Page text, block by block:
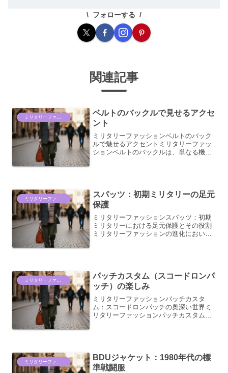
フォローする
関連記事
ミリタリーファッション情報
ベルトのバックルで見せるアクセ
ント
ミリタリーファッションベルトのバック
ルで魅せるアクセントミリタリーファッ
ションベルトのバックルは、単なる機能
ミリタリーファッション情報
スパッツ：初期ミリタリーの足元
保護
ミリタリーファッションスパッツ：初期
ミリタリーにおける足元保護とその役割
ミリタリーファッションの進化におい
ミリタリーファッション情報
パッチカスタム（スコードロンパ
ッチ）の楽しみ
ミリタリーファッションパッチカスタ
ム：スコードロンパッチの奥深い世界ミ
リタリーファッションパッチカスタムと
ミリタリーファッション情報
BDUジャケット：1980年代の標
準戦闘服